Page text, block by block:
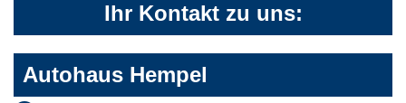
Ihr Kontakt zu uns:
Autohaus Hempel